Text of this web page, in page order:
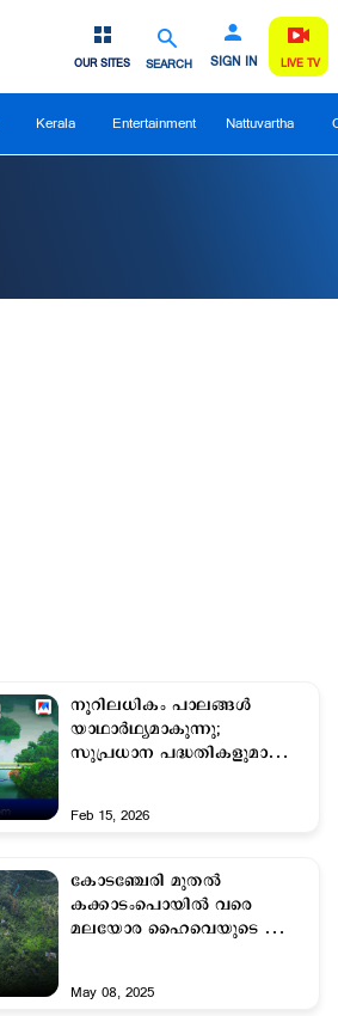
SEARCH SIGN IN
OUR SITES LIVE TV
Kerala Entertainment Nattuvartha
നൂറിലധികം പാലങ്ങള്‍
യാഥാര്‍ഥ്യമാകുന്നു;
സുപ്രധാന പദ്ധതികളുമായി
Feb 15, 2026
കോടഞ്ചേരി മുതല്‍
കക്കാടംപൊയില്‍ വരെ
മലയോര ഹൈവെയുടെ ആദ്യ
May 08, 2025